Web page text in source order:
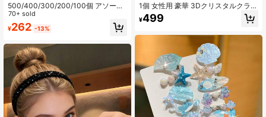
500/400/300/200/100個 アソート
カラー シンプル弾性ヘアタイ、高弾
性ヘアバンド、多用途カジュアルス
タイル、女性用、ヘアアクセサリー
70+ sold
¥262 -13%
1個 女性用 豪華 3Dクリスタルクラウ
ン、エレガントなラグジュアリース
タイル、ヘアフープ、様々なお祭
のアクセサリー、誕生日プレゼン
ト、クラウン、ティアラ、ヘアアク
セサリー、結婚式、パーティー向け
¥499